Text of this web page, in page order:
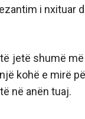
i nxituar
jetë shumë
kohë e mirë
në anën tuaj.